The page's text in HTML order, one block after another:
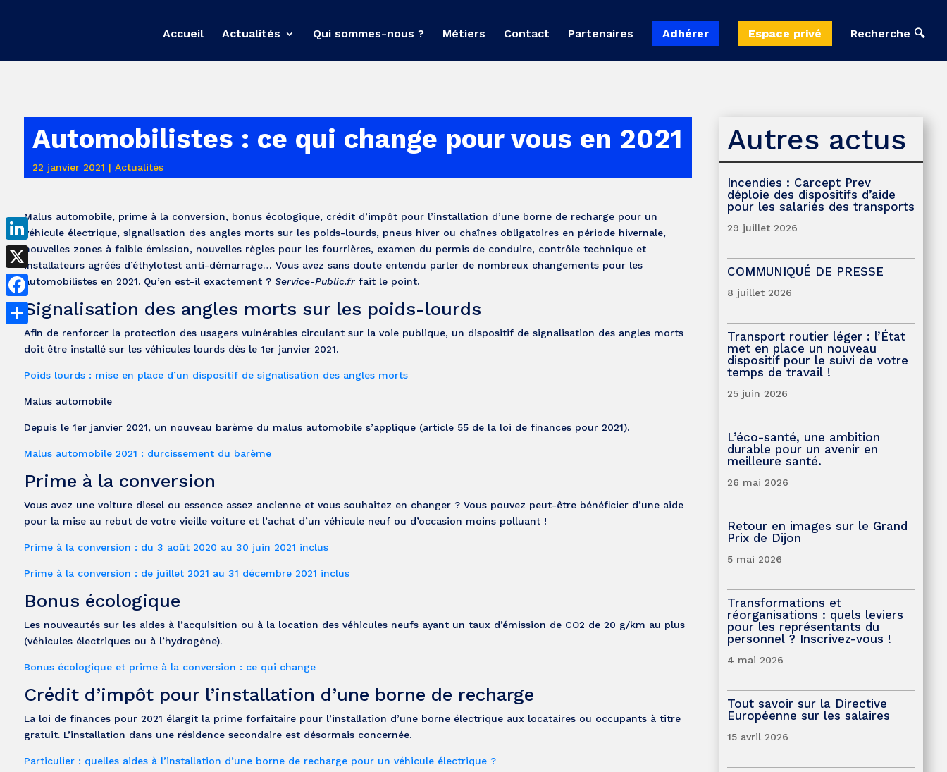
Accueil Actualités Qui sommes-nous ? Métiers Contact Partenaires Adhérer Espace privé Recherche 🔍
Automobilistes : ce qui change pour vous en 2021
22 janvier 2021 | Actualités
Malus automobile, prime à la conversion, bonus écologique, crédit d’impôt pour l’installation d’une borne de recharge pour un
véhicule électrique, signalisation des angles morts sur les poids-lourds, pneus hiver ou chaînes obligatoires en période hivernale,
nouvelles zones à faible émission, nouvelles règles pour les fourrières, examen du permis de conduire, contrôle technique et
installateurs agréés d’éthylotest anti-démarrage… Vous avez sans doute entendu parler de nombreux changements pour les
automobilistes en 2021. Qu’en est-il exactement ? Service-Public.frfait le point.
Signalisation des angles morts sur les poids-lourds
Afin de renforcer la protection des usagers vulnérables circulant sur la voie publique, un dispositif de signalisation des angles morts
doit être installé sur les véhicules lourds dès le 1er janvier 2021.
Poids lourds : mise en place d’un dispositif de signalisation des angles morts
Malus automobile
Depuis le 1er janvier 2021, un nouveau barème du malus automobile s’applique (article 55 de la loi de finances pour 2021).
Malus automobile 2021 : durcissement du barème
Prime à la conversion
Vous avez une voiture diesel ou essence assez ancienne et vous souhaitez en changer ? Vous pouvez peut-être bénéficier d’une aide
pour la mise au rebut de votre vieille voiture et l’achat d’un véhicule neuf ou d’occasion moins polluant !
Prime à la conversion : du 3 août 2020 au 30 juin 2021 inclus
Prime à la conversion : de juillet 2021 au 31 décembre 2021 inclus
Bonus écologique
Les nouveautés sur les aides à l’acquisition ou à la location des véhicules neufs ayant un taux d’émission de CO2 de 20 g/km au plus
(véhicules électriques ou à l’hydrogène).
Bonus écologique et prime à la conversion : ce qui change
Crédit d’impôt pour l’installation d’une borne de recharge
La loi de finances pour 2021 élargit la prime forfaitaire pour l’installation d’une borne électrique aux locataires ou occupants à titre
gratuit. L’installation dans une résidence secondaire est désormais concernée.
Particulier : quelles aides à l’installation d’une borne de recharge pour un véhicule électrique ?
Autres actus
Incendies : Carcept Prev
déploie des dispositifs d’aide
pour les salariés des transports
29 juillet 2026
COMMUNIQUÉ DE PRESSE
8 juillet 2026
Transport routier léger : l’État
met en place un nouveau
dispositif pour le suivi de votre
temps de travail !
25 juin 2026
L’éco-santé, une ambition
durable pour un avenir en
meilleure santé.
26 mai 2026
Retour en images sur le Grand
Prix de Dijon
5 mai 2026
Transformations et
réorganisations : quels leviers
pour les représentants du
personnel ? Inscrivez-vous !
4 mai 2026
Tout savoir sur la Directive
Européenne sur les salaires
15 avril 2026
LinkedIn
X
Facebook
Partager